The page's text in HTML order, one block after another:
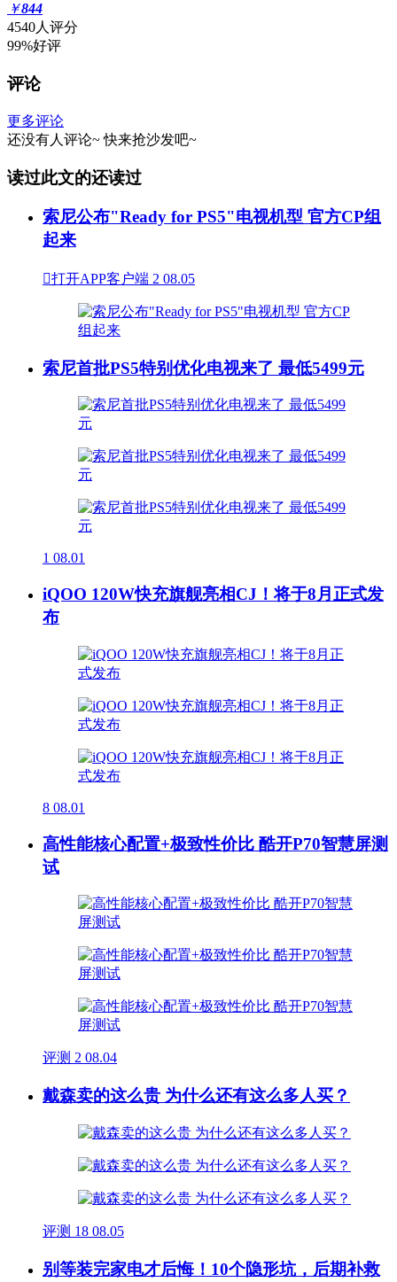
￥844
4540人评分
99%好评
评论
更多评论
还没有人评论~ 快来抢沙发吧~
读过此文的还读过
索尼公布"Ready for PS5"电视机型 官方CP组
起来
打开APP客户端 2 08.05
索尼首批PS5特别优化电视来了 最低5499元
1 08.01
iQOO 120W快充旗舰亮相CJ！将于8月正式发
布
8 08.01
高性能核心配置+极致性价比 酷开P70智慧屏测
试
评测 2 08.04
戴森卖的这么贵 为什么还有这么多人买？
评测 18 08.05
别等装完家电才后悔！10个隐形坑，后期补救